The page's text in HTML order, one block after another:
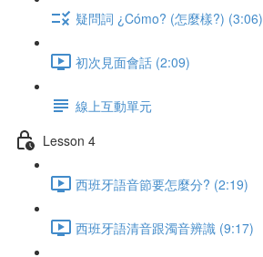
疑問詞 ¿Cómo? (怎麼樣?) (3:06)
初次見面會話 (2:09)
線上互動單元
Lesson 4
西班牙語音節要怎麼分? (2:19)
西班牙語清音跟濁音辨識 (9:17)